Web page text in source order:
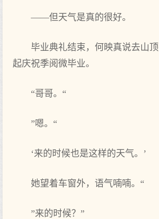
——但天气是真的很好。
毕业典礼结束，何映真说去山
起庆祝季阅微毕业。
“哥哥。“
”嗯。“
‘来的时候也是这样的天气。’
她望着车窗外，语气喃喃。“
”来的时候？”